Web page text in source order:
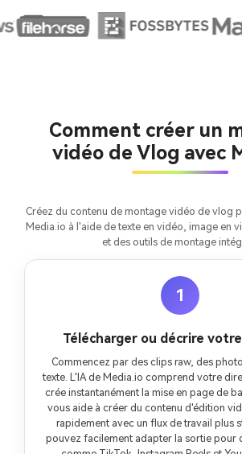
Comment créer un
vidéo de Vlog avec
Créez du contenu de montage vidéo de vlog
Media.io à l'aide de texte en vidéo, image en
et des outils de montage
1
Télécharger ou décrire
Commencez par des clips raw, des
texte. L'IA de Media.io comprend votre
crée instantanément la mise en page de
vous aide à créer du contenu d'édition
rapidement avec un flux de travail plus
pouvez facilement adapter la sortie pour
à l’infini. 100
gratuit!
→